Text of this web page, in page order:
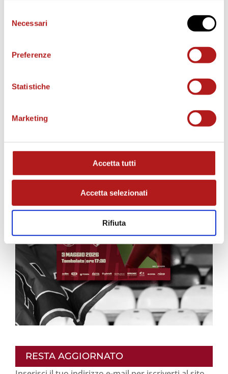
delNecessari
Preferenze
Statistiche
Marketing
Accetta tutti
Accetta selezionati
Rifiuta
RESTA AGGIORNATO